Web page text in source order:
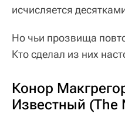
исчисляется
Но чьи прозвища
Кто сделал из них
Конор
Известный (The